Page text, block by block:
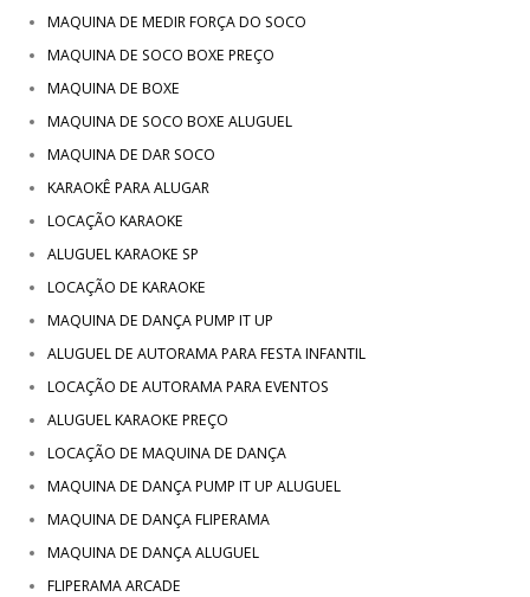
MAQUINA DE MEDIR FORÇA DO SOCO
MAQUINA DE SOCO BOXE PREÇO
MAQUINA DE BOXE
MAQUINA DE SOCO BOXE ALUGUEL
MAQUINA DE DAR SOCO
KARAOKÊ PARA ALUGAR
LOCAÇÃO KARAOKE
ALUGUEL KARAOKE SP
LOCAÇÃO DE KARAOKE
MAQUINA DE DANÇA PUMP IT UP
ALUGUEL DE AUTORAMA PARA FESTA INFANTIL
LOCAÇÃO DE AUTORAMA PARA EVENTOS
ALUGUEL KARAOKE PREÇO
LOCAÇÃO DE MAQUINA DE DANÇA
MAQUINA DE DANÇA PUMP IT UP ALUGUEL
MAQUINA DE DANÇA FLIPERAMA
MAQUINA DE DANÇA ALUGUEL
FLIPERAMA ARCADE